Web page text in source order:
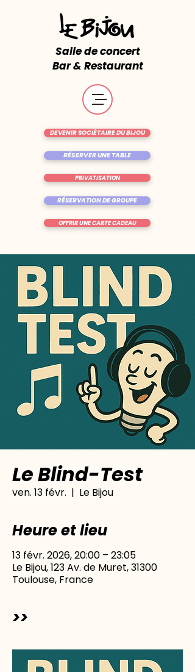
Salle de concert
Bar & Restaurant
RÉSERVER UNE TABLE
OFFRIR UNE CARTE CADEAU
DEVENIR SOCIÉTAIRE DU BIJOU
RÉSERVATION DE GROUPE
PRIVATISATION
Le Blind-Test
ven. 13 févr.
  |
Le Bijou
Heure et lieu
13 févr. 2026, 20:00 – 23:05
Le Bijou, 123 Av. de Muret, 31300
Toulouse, France
>>